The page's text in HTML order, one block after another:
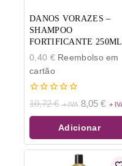
DANOS VORAZES –
SHAMPOO
FORTIFICANTE 250ML
0,40 €Reembolso em
cartão
0
de
5
10,72€ 8,05 €
Adicionar